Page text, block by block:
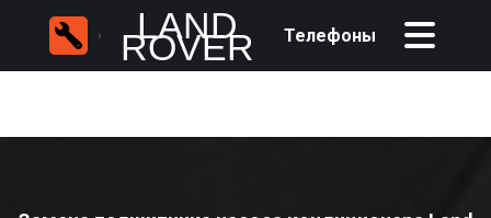
LAND
ROVER Телефоны